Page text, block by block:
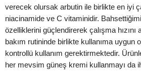
verecek olursak arbutin ile birlikte en iyi
niacinamide ve C vitaminidir.
özelliklerini güçlendirerek çalışma hızını
bakım rutininde birlikte kullanıma uygun
kontrollü kullanım gerektirmektedir.
her mevsim güneş kremi kullanmayı da